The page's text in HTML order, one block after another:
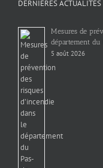
DERNIÈRES ACTUALITÉS
Mesures de
département du
5 août 2026